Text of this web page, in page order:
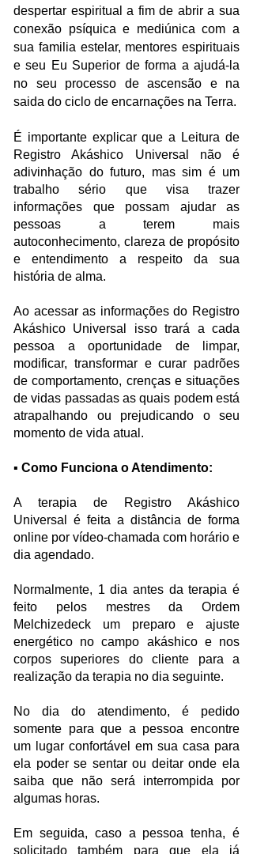
despertar espiritual a fim de abrir a sua
conexão psíquica e mediúnica com a
sua familia estelar, mentores espirituais
e seu Eu Superior de forma a ajudá-la
no seu processo de ascensão e na
saida do ciclo de encarnações na Terra.
É importante explicar que a Leitura de
Registro Akáshico Universal não é
adivinhação do futuro, mas sim é um
trabalho sério que visa trazer
informações que possam ajudar as
pessoas a terem mais
autoconhecimento, clareza de propósito
e entendimento a respeito da sua
história de alma.
Ao acessar as informações do Registro
Akáshico Universal isso trará a cada
pessoa a oportunidade de limpar,
modificar, transformar e curar padrões
de comportamento, crenças e situações
de vidas passadas as quais podem está
atrapalhando ou prejudicando o seu
momento de vida atual.
▪ Como Funciona o Atendimento:
A terapia de Registro Akáshico
Universal é feita a distância de forma
online por vídeo-chamada com horário e
dia agendado.
Normalmente, 1 dia antes ​ ​​da terapia é
feito pelos mestres da Ordem
Melchizedeck um preparo e ajuste
energético no campo akáshico e nos
corpos superiores do cliente para a
realização da terapia no dia seguinte.
No dia do atendimento, é pedido
somente para que a pessoa encontre
um lugar confortável em sua casa para
ela poder se sentar ou deitar onde ela
saiba que não será interrompida por
algumas horas.
​​Em seguida, caso a pessoa tenha, é
solicitado também para que ela já